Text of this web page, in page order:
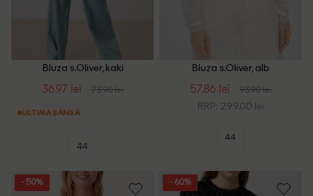
Bluza s.Oliver, kaki
36.97 lei 73.90 lei
ULTIMA ȘANSĂ
44
Bluza s.Oliver, alb
57.86 lei 93.90 lei
RRP: 299.00 lei
44
- 50% - 60%